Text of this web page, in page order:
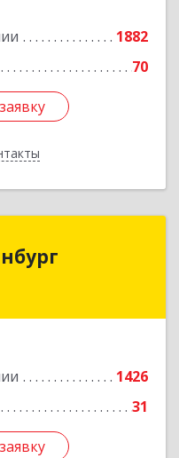
1882
70
1426
31
Екатеринбург г, 8